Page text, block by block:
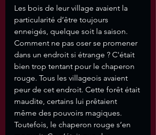
Les bois de leur village avaient la
particularité d’être toujours
enneigés, quelque soit la saison.
Comment ne pas oser se promener
dans un endroit si étrange ? C'était
bien trop tentant pour le chaperon
rouge. Tous les villageois avaient
peur de cet endroit. Cette forêt était
maudite, certains lui prêtaient
même des pouvoirs magiques.
Toutefois, le chaperon rouge s’en